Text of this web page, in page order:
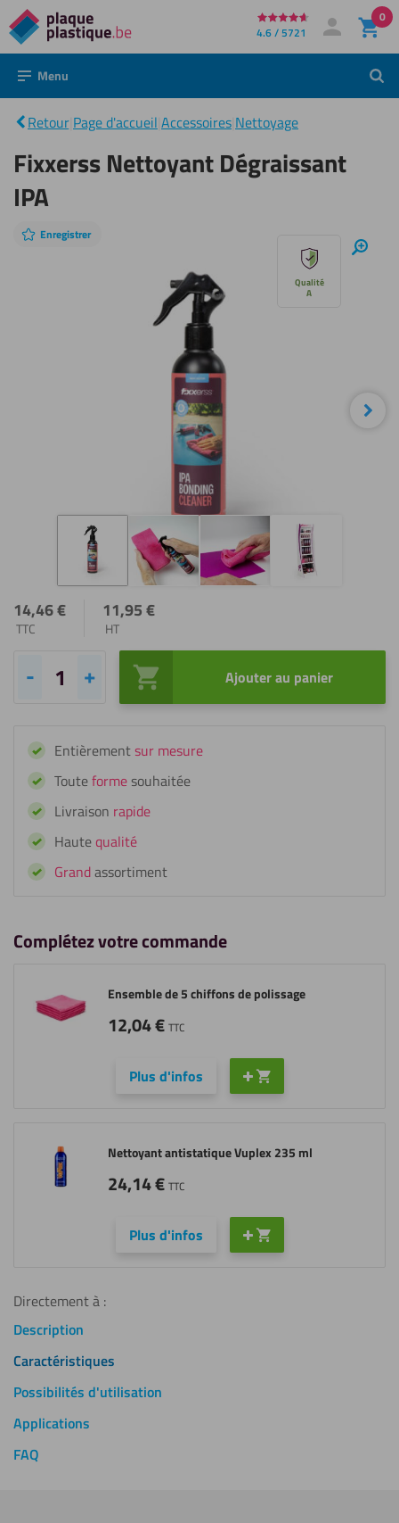
Directement
au
contenu
4.6 / 5721 Mon compte
Se connecter
0
Menu
Retour Page d'accueil Accessoires Nettoyage
Fixxerss
Nettoyant
Dégraissant
Fixxerss Nettoyant Dégraissant
IPA
Enregistrer
Zoom
Qualité
A
14,46€
TTC
11,95€
HT
quantité
Nettoyant
Dégraissant
Ajouter au panier
Entièrementsur mesure
Touteforme souhaitée
Livraison rapide
Hautequalité
Grandassortiment
Complétez votre commande
Plus d'infos
Ensemble de 5 chiffons de polissage
12,04€ TTC
Plus d'infos
Nettoyant antistatique Vuplex 235 ml
24,14€ TTC
Directement à :
Description
Caractéristiques
Possibilités d'utilisation
Applications
FAQ